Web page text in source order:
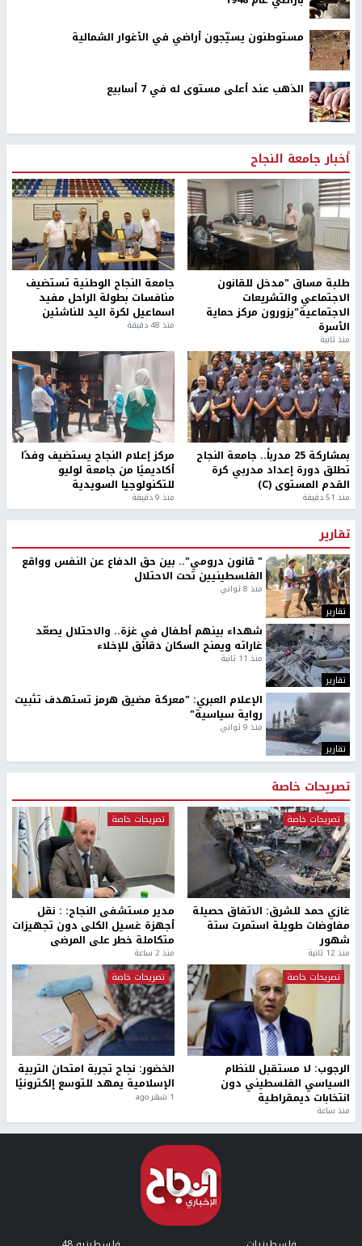
ما أدى إلى إصابة شابين بالرصاص الحي في قدميهما، ونقلا إلى أحد
المستشفيات لتلقي العلاج.
رابط قصير
https://nn.najah.edu/B1G0/
الكلمات المفتاحية
مواجهات
اخر الأخبار
الاحتلال يواصل عدوانه على مخيم قلنديا: هدم محال تجارية
ومداهمة عشرات المنازل
السلطات الإسرائيلية تهدم بناية سكنية في كفر قاسم
بأراضي الـ48
الخروقات الاسرائيلية مستمرة وراء الخط الأصفر
الشرطة: مقتل مواطن (34 عاما) في بيرزيت شمال رام الله
الجريمة الثانية خلال ساعات: قتيل بإطلاق نار في مقيبلة
بأراضي عام 1948
الذهب عند أعلى مستوى له في 7 أسابيع
أخبار جامعة النجاح
طلبة مساق "مدخل للقانون
الاجتماعي والتشريعات
الاجتماعية"يزورون مركز حماية
الأسرة
منذ ثانية
منافسات بطولة الراحل مفيد
اسماعيل لكرة اليد للناشئين
منذ 48 دقيقة
بمشاركة 25 مدرباً.. جامعة النجاح
تطلق دورة إعداد مدربي كرة
القدم المستوى (C)
مركز إعلام النجاح يستضيف وفدًا
أكاديميًا من جامعة لوليو
للتكنولوجيا السويدية
منذ 9 دقيقة
تقارير
تقارير
" قانون درومي".. بين حق الدفاع عن النفس وواقع
الفلسطينيين تحت الاحتلال
منذ 8 ثواني
شهداء بينهم أطفال في غزة.. والاحتلال يصعّد
غاراته ويمنح السكان دقائق للإخلاء
الإعلام العبري: "معركة مضيق هرمز تستهدف تثبيت
رواية سياسية"